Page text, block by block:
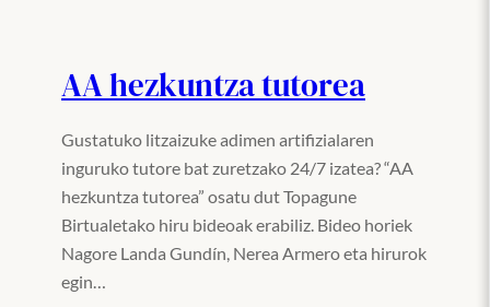
AA hezkuntza tutorea
Gustatuko litzaizuke adimen artifizialaren
inguruko tutore bat zuretzako 24/7 izatea? “AA
hezkuntza tutorea” osatu dut Topagune
Birtualetako hiru bideoak erabiliz. Bideo horiek
Nagore Landa Gundín, Nerea Armero eta hirurok
egin…